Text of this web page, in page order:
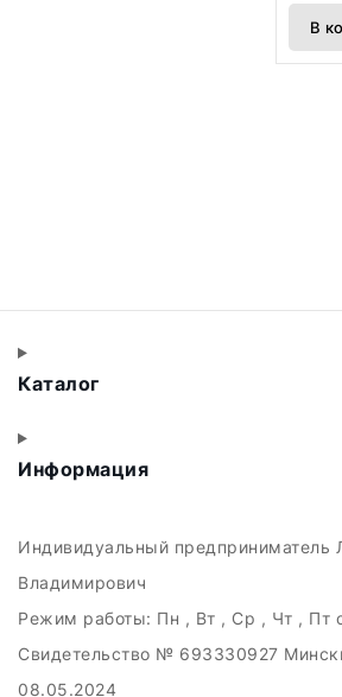
В
Каталог
Информация
Индивидуальный предприниматель
Владимирович
Режим работы: Пн , Вт , Ср , Чт , Пт
Свидетельство № 693330927
08.05.2024